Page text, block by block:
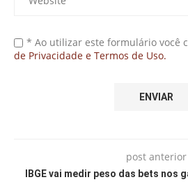
* Ao utilizar este formulário você
de Privacidade e Termos de Uso.
post anterior
IBGE vai medir peso das bets